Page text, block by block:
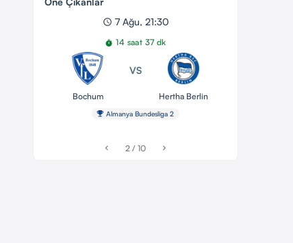
schedule 7 Ağu, 21:30
timer 14 saat 37 dk
Bochum
VS
Hertha Berlin
emoji_events Almanya Bundesliga 2
chevron_left 2 / 10 chevron_right